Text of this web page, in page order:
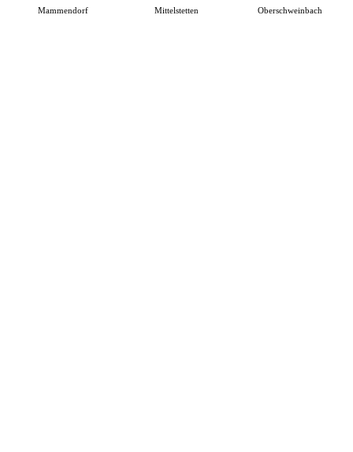
Mammendorf Mittelstetten Oberschweinbach